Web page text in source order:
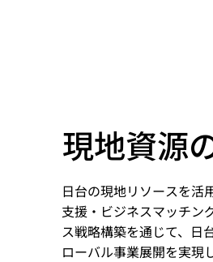
現地資源
日台の現地リソースを活
支援・ビジネスマッチン
ス戦略構築を通じて、日
ローバル事業展開を実現